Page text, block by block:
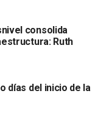
potosina continúa
consolida
Ruth
días del inicio de la